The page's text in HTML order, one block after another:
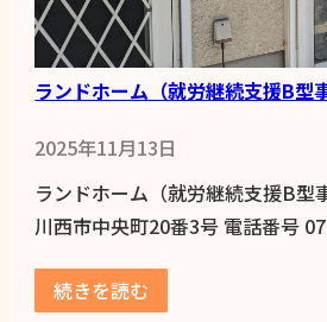
ランドホーム（就労継続支援B型
2025年11月13日
ランドホーム（就労継続支援B型
川西市中央町20番3号 電話番号
続きを読む